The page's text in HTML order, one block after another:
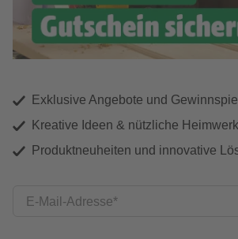
Exklusive Angebote und
Kreative Ideen & nützliche
Produktneuheiten und innovative
E-Mail-Adresse